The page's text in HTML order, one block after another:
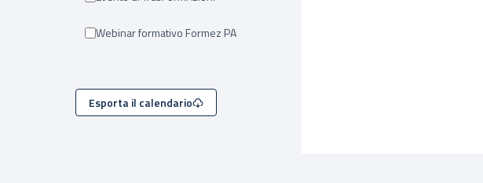
Webinar formativo Formez PA
Esporta il calendario